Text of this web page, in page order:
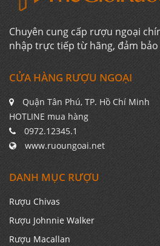
Chuyên cung cấp rượu ngoại
nhập trực tiếp từ hãng, đảm
CỬA HÀNG RƯỢU NGOẠI
Quận Tân Phú, TP. Hồ Chí Minh
HOTLINE mua hàng
0972.12345.1
www.ruoungoai.net
DANH MỤC RƯỢU
Rượu Chivas
Rượu Johnnie Walker
Rượu Macallan